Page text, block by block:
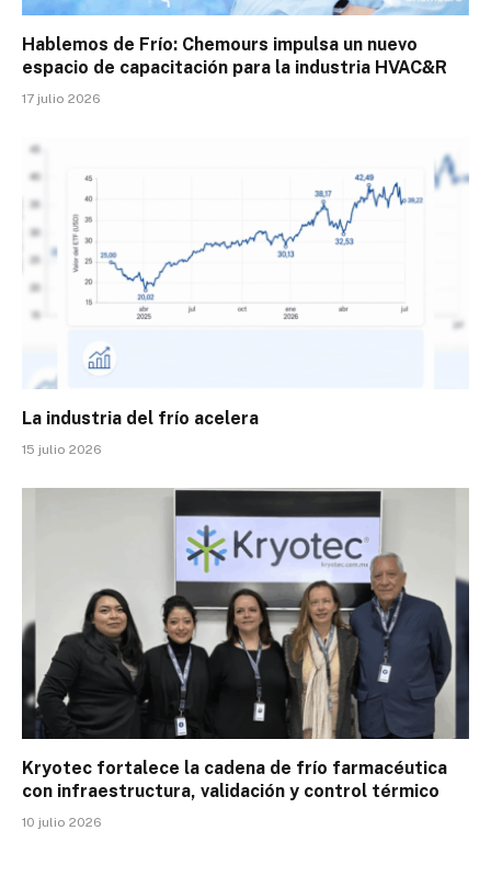
Hablemos de Frío: Chemours impulsa un nuevo
espacio de capacitación para la industria HVAC&R
17 julio 2026
La industria del frío acelera
15 julio 2026
Kryotec fortalece la cadena de frío farmacéutica
con infraestructura, validación y control térmico
10 julio 2026